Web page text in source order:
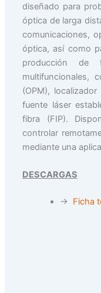
diseñado para
óptica de larga
comunicaciones,
óptica, así como
producción de
multifuncionales,
(OPM),
fuente láser
fibra (FIP).
controlar
mediante una
DESCARGAS
→ Ficha